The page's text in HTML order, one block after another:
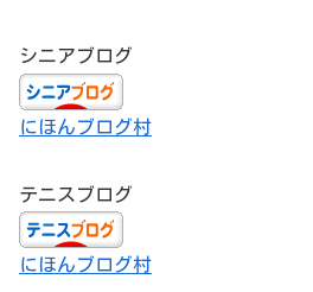
シニアブログ
にほんブログ村
テニスブログ
にほんブログ村